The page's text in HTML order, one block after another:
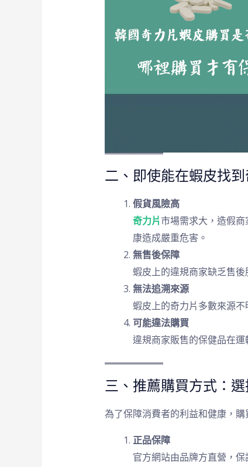
二、即使能在蝦皮找
假貨風險高
奇力片市場需求大，造假
康造成嚴重危害。
無售後保障
蝦皮上的違規商家缺乏售
無法追溯來源
蝦皮上的奇力片多數來源
可能違法購買
違規商家販售的保健品在
三、推薦購買方式：
為了保障消費者的利益和健康，
正品保障
官方網站由品牌方直營，